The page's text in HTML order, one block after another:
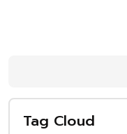
Tag Cloud